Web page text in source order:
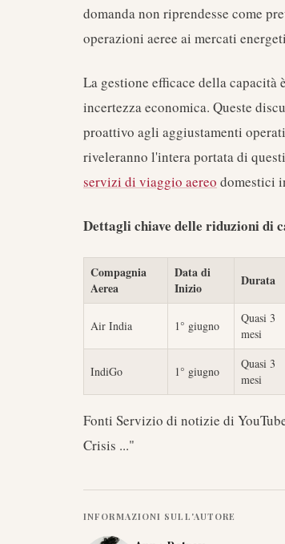
domanda non riprendesse come
operazioni aeree ai mercati
La gestione efficace della
incertezza economica. Queste
proattivo agli aggiustamenti
riveleranno l'intera portata di
servizi di viaggio aereo domestici
Dettagli chiave delle riduzioni di
Compagnia
Aerea
Data di
Inizio
Durata
Air India 1° giugno
Quasi 3
mesi
IndiGo 1° giugno
Quasi 3
mesi
Fonti Servizio di notizie di
Crisis ..."
INFORMAZIONI SULL'AUTORE